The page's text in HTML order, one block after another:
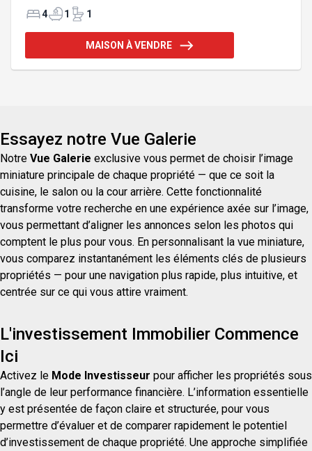
espaces lumineux combleront vos besoins.
entourée d'arbres fruitiers avec un aménagement
splendide, le tout situé à moins de 10min de
4 1 1
MAISON À VENDRE
Essayez notre Vue Galerie
Notre Vue Galerie exclusive vous permet de choisir l’image
miniature principale de chaque propriété — que ce soit la
cuisine, le salon ou la cour arrière. Cette fonctionnalité
transforme votre recherche en une expérience axée sur l’image,
vous permettant d’aligner les annonces selon les photos qui
comptent le plus pour vous. En personnalisant la vue miniature,
vous comparez instantanément les éléments clés de plusieurs
propriétés — pour une navigation plus rapide, plus intuitive, et
centrée sur ce qui vous attire vraiment.
L'investissement Immobilier Commence
Ici
Activez le Mode Investisseur pour afficher les propriétés sous
l’angle de leur performance financière. L’information essentielle
y est présentée de façon claire et structurée, pour vous
permettre d’évaluer et de comparer rapidement le potentiel
d’investissement de chaque propriété. Une approche simplifiée